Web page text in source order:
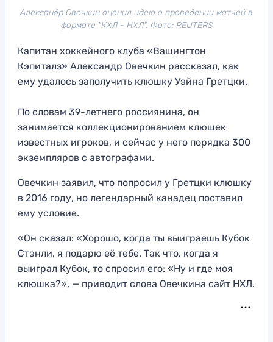
Александр Овечкин оценил идею о проведении матчей в
формате "КХЛ - НХЛ". Фото: REUTERS
Капитан хоккейного клуба «Вашингтон
Кэпиталз» Александр Овечкин рассказал, как
ему удалось заполучить клюшку Уэйна Гретцки.
По словам 39-летнего россиянина, он
занимается коллекционированием клюшек
известных игроков, и сейчас у него порядка 300
экземпляров с автографами.
Овечкин заявил, что попросил у Гретцки клюшку
в 2016 году, но легендарный канадец поставил
ему условие.
«Он сказал: «Хорошо, когда ты выиграешь Кубок
Стэнли, я подарю её тебе. Так что, когда я
выиграл Кубок, то спросил его: «Ну и где моя
клюшка?», — приводит слова Овечкина сайт НХЛ.